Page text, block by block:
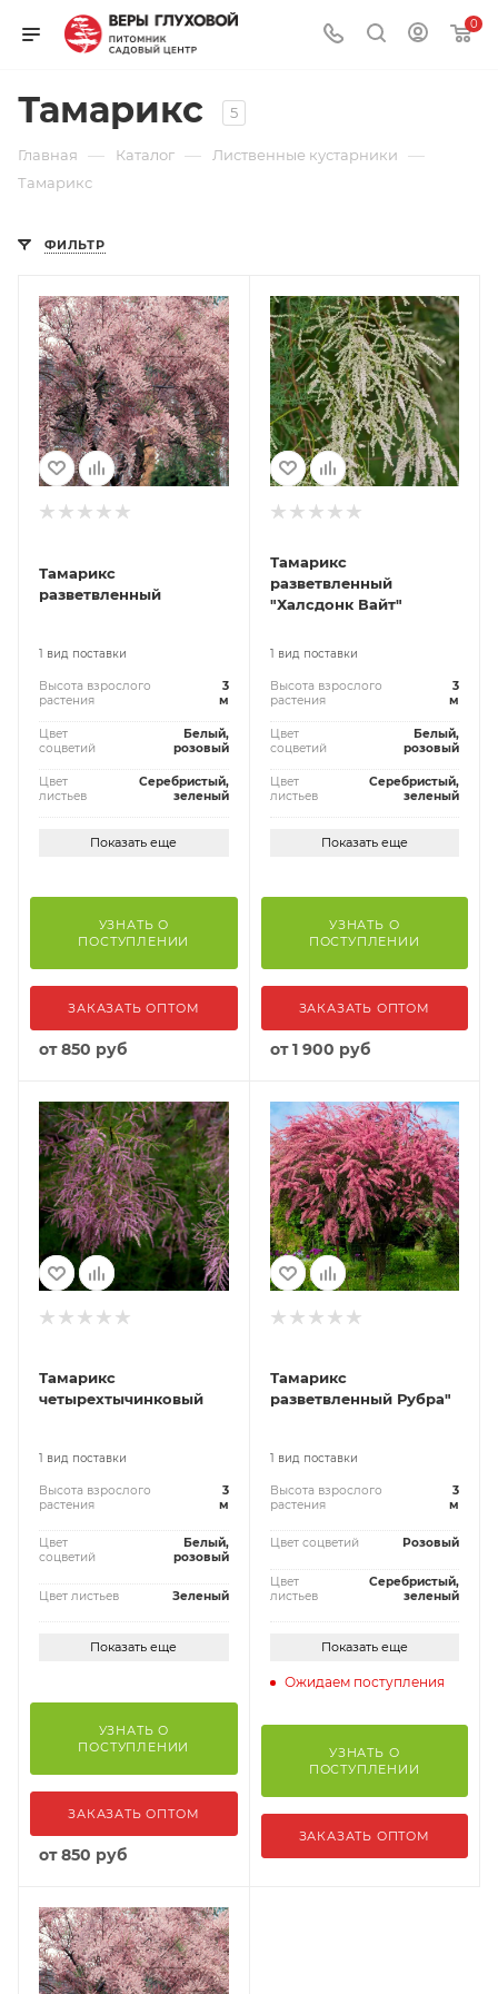
0
Тамарикс 5
Главная — Каталог — Лиственные кустарники —
Тамарикс
ФИЛЬТР
Тамарикс
разветвленный
1 вид поставки
Высота взрослого
растения
3
м
Цвет
соцветий
Белый,
розовый
Цвет
листьев
Серебристый,
зеленый
Показать еще
УЗНАТЬ О
ПОСТУПЛЕНИИ
ЗАКАЗАТЬ ОПТОМ
от850 руб
Тамарикс
разветвленный
"Халсдонк Вайт"
1 вид поставки
Высота взрослого
растения
3
м
Цвет
соцветий
Белый,
розовый
Цвет
листьев
Серебристый,
зеленый
Показать еще
УЗНАТЬ О
ПОСТУПЛЕНИИ
ЗАКАЗАТЬ ОПТОМ
от1 900 руб
Тамарикс
четырехтычинковый
1 вид поставки
Высота взрослого
растения
3
м
Цвет
соцветий
Белый,
розовый
Цвет листьев Зеленый
Показать еще
УЗНАТЬ О
ПОСТУПЛЕНИИ
ЗАКАЗАТЬ ОПТОМ
от850 руб
Тамарикс
разветвленный Рубра"
1 вид поставки
Высота взрослого
растения
3
м
Цвет соцветий Розовый
Цвет
листьев
Серебристый,
зеленый
Показать еще
Ожидаем поступления
УЗНАТЬ О
ПОСТУПЛЕНИИ
ЗАКАЗАТЬ ОПТОМ